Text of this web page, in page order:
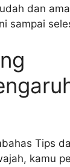
dan
sampai
Tips
kamu